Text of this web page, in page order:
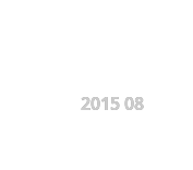
2015 08